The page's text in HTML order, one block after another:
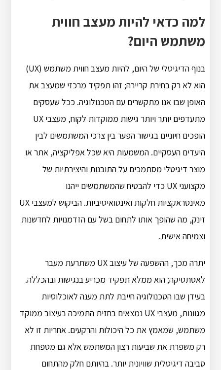
למה כדאי להיות מעצב חווית
משתמש היום?
בנוף הדיגיטלי של היום, להיות מעצב חווית משתמש (UX)
הוא לא רק בחירת קריירה; זהו תפקיד מרכזי שמעצב את
האופן שבו אנו מתקשרים עם הטכנולוגיה. ככל שעסקים
מתעדפים יותר ויותר גישות ממוקדות לקוח, מעצבי UX
הופכים חיוניים בגישור הפער בין צרכי המשתמשים לבין
היעדים העסקיים. המשמעות היא שכל אפליקציה, אתר או
מוצר דיגיטלי מסתמכים על התובנות והיצירתיות של
מקצועני UX כדי להבטיח שהמשתמשים ייהנו
מאינטראקציות חלקות ואינטואיטיביות. הביקוש למעצבי UX
זינק, מה שהופך אותו לתחום בשל עם הזדמנויות לחדשנות
וצמיחה אישית.
יתרה מכך, ההשפעה של עיצוב UX משתרעת מעבר
לאסתטיקה; הוא ממלא תפקיד מכריע בנגישות ובהכללה.
בעידן שבו הטכנולוגיה חייבת לתת מענה לאוכלוסיות
מגוונות, מעצבי UX נמצאים בחזית התמיכה בעיצוב ממוקד
משתמש, שמאמץ את כל היכולות והרקעים. אחריות זו לא
רק משפרת את שביעות רצון המשתמש אלא גם מטפחת
סביבה דיגיטלית שוויונית יותר. בהיותם חלק מהתחום